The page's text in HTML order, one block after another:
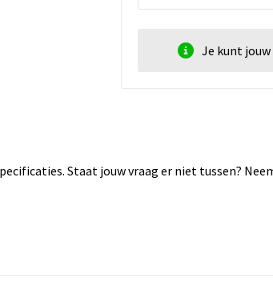
Je kunt
Staat jouw vraag er niet tussen?